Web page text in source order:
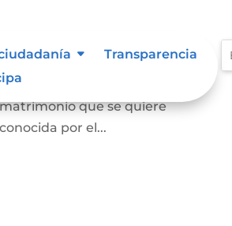
Transparencia
que las partes estén
que se quiere
por el...